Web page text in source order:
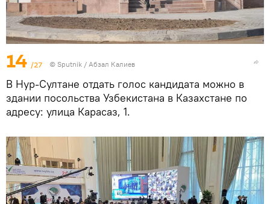
14 /27 © Sputnik / Абзал Калиев
В Нур-Султане отдать голос кандидата можно в
здании посольства Узбекистана в Казахстане по
адресу: улица Карасаз, 1.